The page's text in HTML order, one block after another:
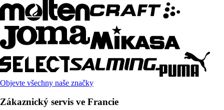
Objevte všechny naše značky
Zákaznický servis ve Francie